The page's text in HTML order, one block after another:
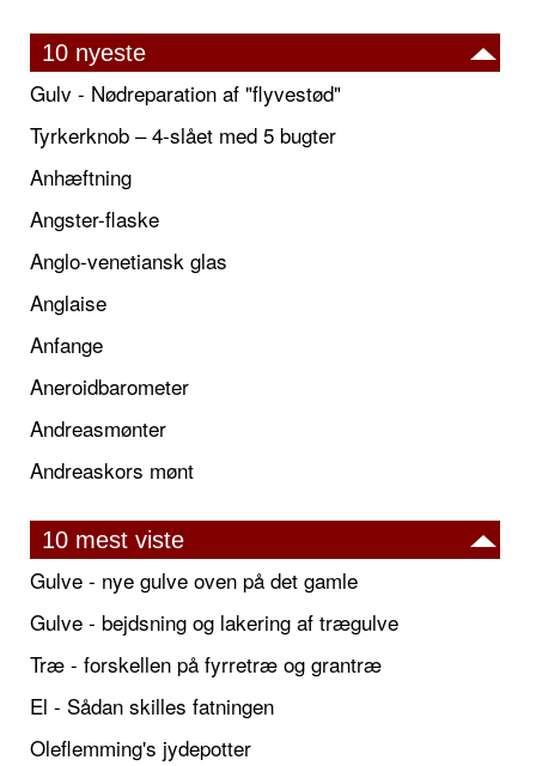
10 nyeste
Gulv - Nødreparation af "flyvestød"
Tyrkerknob – 4-slået med 5 bugter
Anhæftning
Angster-flaske
Anglo-venetiansk glas
Anglaise
Anfange
Aneroidbarometer
Andreasmønter
Andreaskors mønt
10 mest viste
Gulve - nye gulve oven på det gamle
Gulve - bejdsning og lakering af trægulve
Træ - forskellen på fyrretræ og grantræ
El - Sådan skilles fatningen
Oleflemming's jydepotter